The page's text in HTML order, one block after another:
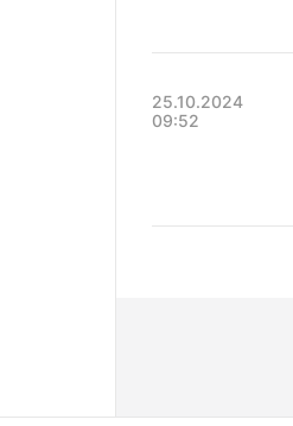
25.10.2024
09:52